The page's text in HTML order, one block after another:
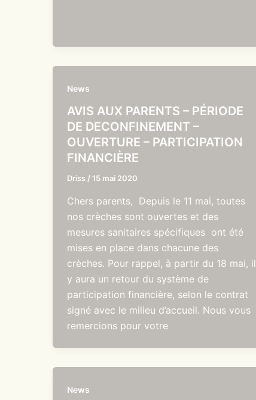
News
AVIS AUX PARENTS – PÉRIODE
DE DECONFINEMENT –
OUVERTURE – PARTICIPATION
FINANCIÈRE
Driss / 15 mai 2020
Chers parents, Depuis le 11 mai, toutes
nos crèches sont ouvertes et des
mesures sanitaires spécifiques ont été
mises en place dans chacune des
crèches. Pour rappel, à partir du 18 mai, il
y aura un retour du système de
participation financière, selon le contrat
signé avec le milieu d’accueil. Nous vous
remercions pour votre
News